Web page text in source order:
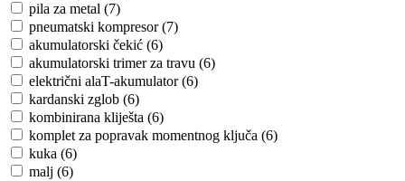
pila za metal (7)
pneumatski kompresor (7)
akumulatorski čekić (6)
akumulatorski trimer za travu (6)
električni alaT-akumulator (6)
kardanski zglob (6)
kombinirana kliješta (6)
komplet za popravak momentnog ključa (6)
kuka (6)
malj (6)